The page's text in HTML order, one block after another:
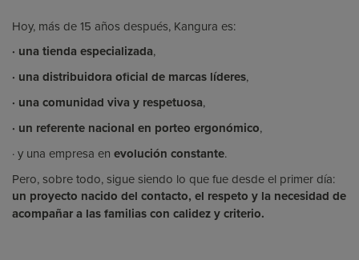
Hoy, más de 15 años después, Kangura es:
· una tienda especializada,
· una distribuidora oficial de marcas líderes,
· una comunidad viva y respetuosa,
· un referente nacional en porteo ergonómico,
· y una empresa en evolución constante.
Pero, sobre todo, sigue siendo lo que fue desde el primer día:
un proyecto nacido del contacto, el respeto y la necesidad de
acompañar a las familias con calidez y criterio.